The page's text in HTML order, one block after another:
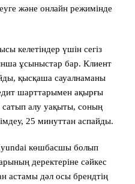
және онлайн режимінде
келетіндер үшін сегіз
ұсыныстар бар. Клиент
қысқаша сауалнаманы
шарттарымен ақырғы
сатып алу уақыты, соның
25 минуттан аспайды.
көшбасшы болып
деректеріне сәйкес
астамы дәл осы брендтің